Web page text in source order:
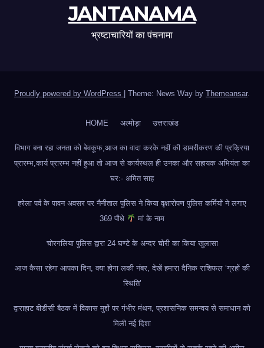
JANTANAMA
भ्रष्टाचारियों का पंचनामा
Proudly powered by WordPress Theme: News Way by Themeansar.
HOME अल्मोड़ा उत्तराखंड
विभाग बना रहा जनता को बेवकूफ,आज का वादा करके नहीं की डामरीकरण की प्रक्रिया
प्रारम्भ,कार्य प्रारम्भ नहीं हुआ तो आज से कार्यस्थल ही उनका और सहायक अभियंता का
घर:- अमित साह
हरेला पर्व के पावन अवसर पर नैनीताल पुलिस ने किया वृक्षारोपण पुलिस कर्मियों ने लगाए
369 पौधे
मां के नाम
चोरगलिया पुलिस द्वारा 24 घण्टे के अन्दर चोरी का किया खुलासा
आज कैसा रहेगा आपका दिन, क्या होगा लकी नंबर, देखें हमारा दैनिक राशिफल ‘ग्रहों की
स्थिति’
द्वाराहाट बीडीसी बैठक में विकास मुद्दों पर गंभीर मंथन, प्रशासनिक समन्वय से समाधान को
मिली नई दिशा